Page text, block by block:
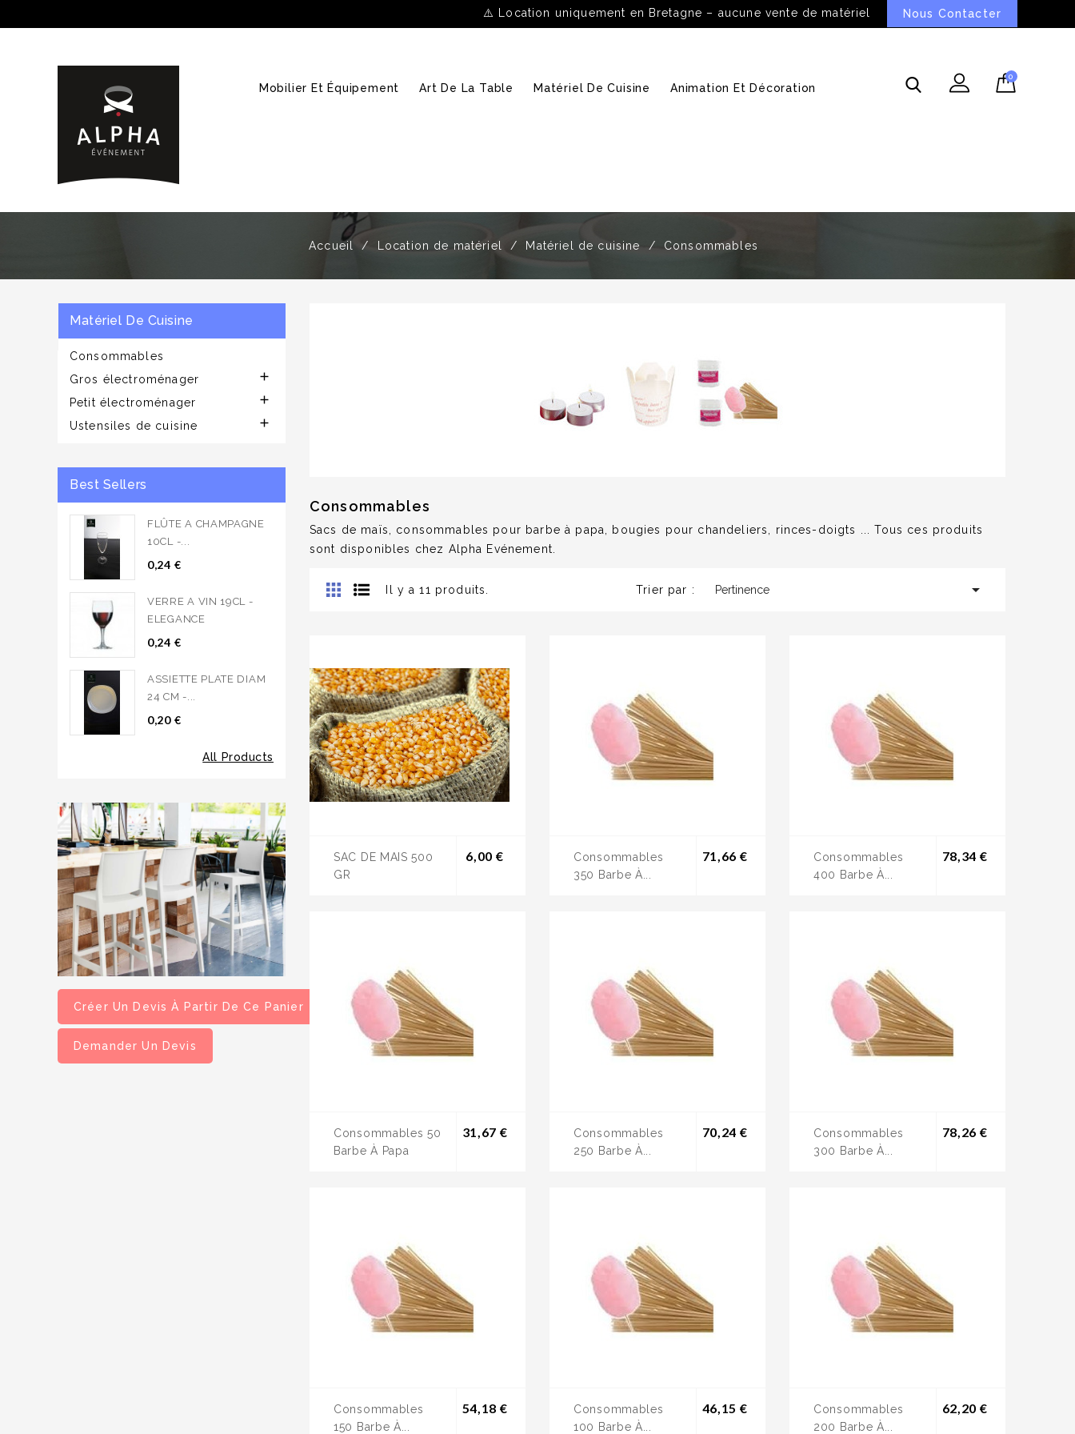
⚠️ Location uniquement en Bretagne – aucune vente de matériel Nous Contacter
Mobilier Et Équipement Art De La Table Matériel De Cuisine Animation Et Décoration
0
Accueil Location de matériel Matériel de cuisine Consommables
Matériel De Cuisine
Consommables
Gros électroménager

Petit électroménager 
Ustensiles de cuisine 
Best Sellers
FLÛTE A CHAMPAGNE
10CL -...
0,24 €
VERRE A VIN 19CL -
ELEGANCE
0,24 €
ASSIETTE PLATE DIAM
24 CM -...
0,20 €
All Products
Créer Un Devis À Partir De Ce Panier
Demander Un Devis
Consommables
Sacs de maïs, consommables pour barbe à papa, bougies pour chandeliers, rinces-doigts ... Tous ces produits
sont disponibles chez Alpha Evénement.
Il y a 11 produits. Trier par : Pertinence 
SAC DE MAIS 500
GR
6,00 €Prix
Consommables
350 Barbe À...
71,66 €Prix
Consommables
400 Barbe À...
78,34 €Prix
Consommables 50
Barbe À Papa
31,67 €Prix
Consommables
250 Barbe À...
70,24 €Prix
Consommables
300 Barbe À...
78,26 €Prix
Consommables
150 Barbe À...
54,18 €Prix
Consommables
100 Barbe À...
46,15 €Prix
Consommables
200 Barbe À...
62,20 €Prix